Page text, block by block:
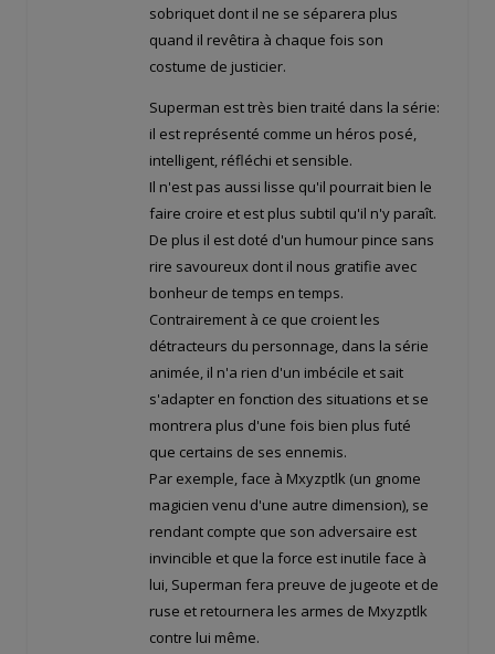
sobriquet dont il ne se séparera plus
quand il revêtira à chaque fois son
costume de justicier.
Superman est très bien traité dans la série:
il est représenté comme un héros posé,
intelligent, réfléchi et sensible.
Il n'est pas aussi lisse qu'il pourrait bien le
faire croire et est plus subtil qu'il n'y paraît.
De plus il est doté d'un humour pince sans
rire savoureux dont il nous gratifie avec
bonheur de temps en temps.
Contrairement à ce que croient les
détracteurs du personnage, dans la série
animée, il n'a rien d'un imbécile et sait
s'adapter en fonction des situations et se
montrera plus d'une fois bien plus futé
que certains de ses ennemis.
Par exemple, face à Mxyzptlk (un gnome
magicien venu d'une autre dimension), se
rendant compte que son adversaire est
invincible et que la force est inutile face à
lui, Superman fera preuve de jugeote et de
ruse et retournera les armes de Mxyzptlk
contre lui même.